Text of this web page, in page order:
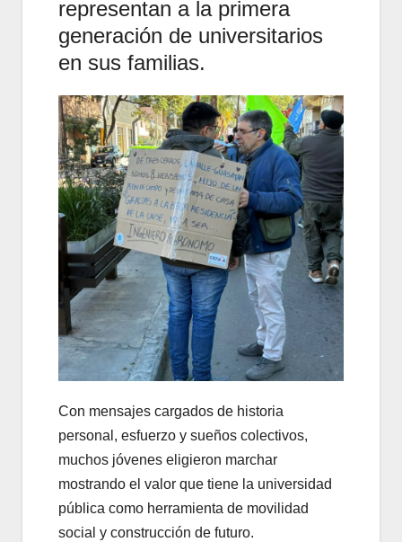
representan a la primera
generación de universitarios
en sus familias.
Con mensajes cargados de historia
personal, esfuerzo y sueños colectivos,
muchos jóvenes eligieron marchar
mostrando el valor que tiene la universidad
pública como herramienta de movilidad
social y construcción de futuro.